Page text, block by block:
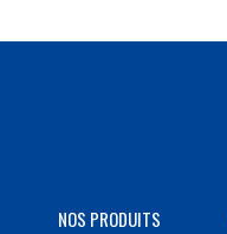
NOS PRODUITS